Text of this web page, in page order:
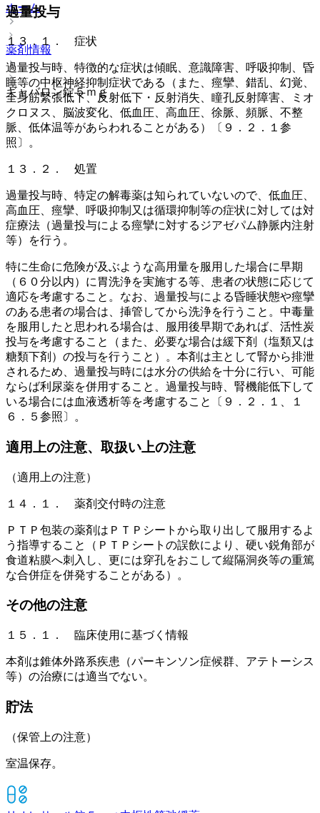
ホーム
薬剤情報
ギャバロン錠５ｍｇ
過量投与
１３．１． 症状
過量投与時、特徴的な症状は傾眠、意識障害、呼吸抑制、昏
睡等の中枢神経抑制症状である（また、痙攣、錯乱、幻覚、
全身筋緊張低下、反射低下・反射消失、瞳孔反射障害、ミオ
クロヌス、脳波変化、低血圧、高血圧、徐脈、頻脈、不整
脈、低体温等があらわれることがある）〔９．２．１参
照〕。
１３．２． 処置
過量投与時、特定の解毒薬は知られていないので、低血圧、
高血圧、痙攣、呼吸抑制又は循環抑制等の症状に対しては対
症療法（過量投与による痙攣に対するジアゼパム静脈内注射
等）を行う。
特に生命に危険が及ぶような高用量を服用した場合に早期
（６０分以内）に胃洗浄を実施する等、患者の状態に応じて
適応を考慮すること。なお、過量投与による昏睡状態や痙攣
のある患者の場合は、挿管してから洗浄を行うこと。中毒量
を服用したと思われる場合は、服用後早期であれば、活性炭
投与を考慮すること（また、必要な場合は緩下剤（塩類又は
糖類下剤）の投与を行うこと）。本剤は主として腎から排泄
されるため、過量投与時には水分の供給を十分に行い、可能
ならば利尿薬を併用すること。過量投与時、腎機能低下して
いる場合には血液透析等を考慮すること〔９．２．１、１
６．５参照〕。
適用上の注意、取扱い上の注意
（適用上の注意）
１４．１． 薬剤交付時の注意
ＰＴＰ包装の薬剤はＰＴＰシートから取り出して服用するよ
う指導すること（ＰＴＰシートの誤飲により、硬い鋭角部が
食道粘膜へ刺入し、更には穿孔をおこして縦隔洞炎等の重篤
な合併症を併発することがある）。
その他の注意
１５．１． 臨床使用に基づく情報
本剤は錐体外路系疾患（パーキンソン症候群、アテトーシス
等）の治療には適当でない。
貯法
（保管上の注意）
室温保存。